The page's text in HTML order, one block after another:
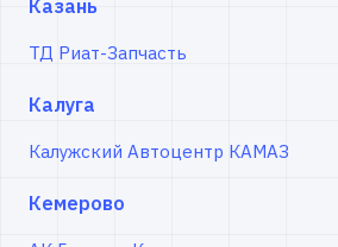
Казань
ТД Риат-Запчасть
Калуга
Калужский Автоцентр КАМАЗ
Кемерово